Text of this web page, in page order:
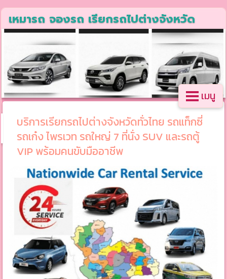
เหมารถ จองรถ เรียกรถไปต่างจังหวัด
เมนู
บริการเรียกรถไปต่างจังหวัดทั่วไทย รถแท็กซี่
รถเก๋ง ไพรเวท รถใหญ่ 7 ที่นั่ง SUV และรถตู้
VIP พร้อมคนขับมืออาชีพ